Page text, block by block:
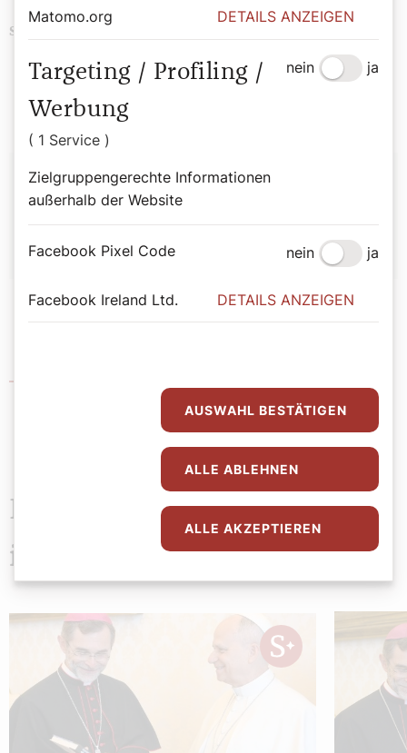
Schlagwörter
Religion
Redaktion
Das könnte Sie auch
interessieren
Matomo.org DETAILS ANZEIGEN
Targeting / Profiling /
Werbung
( 1 Service )
Zielgruppengerechte Informationen
außerhalb der Website
nein ja
Facebook Pixel Code nein ja
Facebook Ireland Ltd. DETAILS ANZEIGEN
AUSWAHL BESTÄTIGEN
ALLE ABLEHNEN
ALLE AKZEPTIEREN